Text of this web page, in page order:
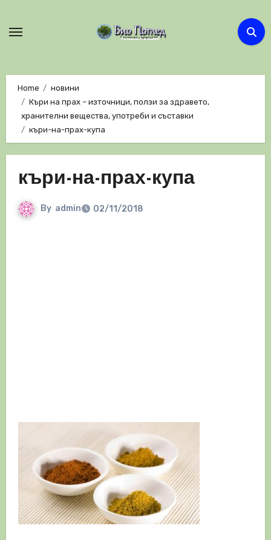
Home
новини
Къри на прах – източници, ползи за здравето,
хранителни вещества, употреби и съставки
къри-на-прах-купа
къри-на-прах-купа
By admin 02/11/2018